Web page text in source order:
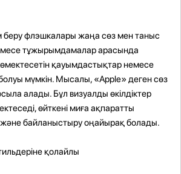
беру флэшкалары жаңа сөз мен таныс
тұжырымдамалар арасында
қауымдастықтар немесе
мүмкін. Мысалы, «Apple» деген сөз
алады. Бұл визуалды өкілдіктер
өйткені миға ақпаратты
байланыстыру оңайырақ болады.
қолайлы